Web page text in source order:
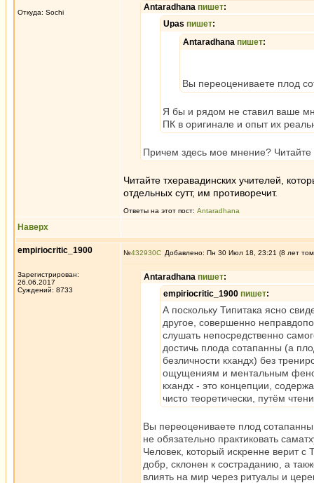
Откуда: Sochi
Antaradhana пишет:
Upas пишет:
Antaradhana пишет:
Вы переоцениваете плод
Я бы и рядом не ставил ваше
ПК в оригинале и опыт их
Причем здесь мое мнение? Читайте
Читайте тхеравадинских учителей,
отдельных сутт, им противоречит.
Ответы на этот пост: Antaradhana
Наверх
empiriocritic_1900
Зарегистрирован:
26.06.2017
Суждений: 8733
№432930 Добавлено: Пн 30 Июл 18, 23:21 (8 лет
Antaradhana пишет:
empiriocritic_1900 пишет:
А поскольку Типитака ясно
другое, совершенно
слушать непосредственно
достичь плода сотапанны (а
безличности кхандх) без
ощущениям и ментальным
кхандх - это концепции,
чисто теоретически, путём
Вы переоцениваете плод
не обязательно практиковать
Человек, который искренне верит
добр, склонен к состраданию, а
влиять на мир через ритуалы и